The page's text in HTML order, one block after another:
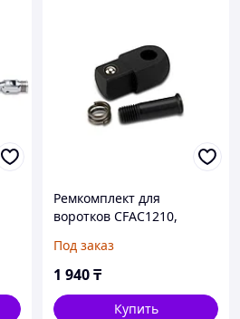
Ремкомплект для
воротков CFAC1210,
(TOPTUL) (CLAA1212)
Под заказ
1 940₸
Купить